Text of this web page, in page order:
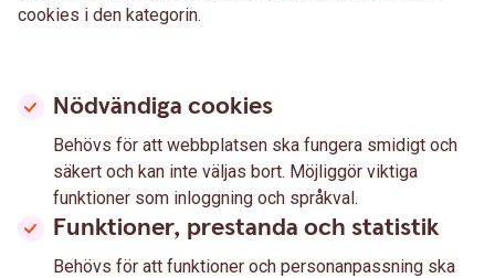
cookies i den kategorin.
Nödvändiga cookies
Behövs för att webbplatsen ska fungera smidigt och
säkert och kan inte väljas bort. Möjliggör viktiga
funktioner som inloggning och språkval.
Funktioner, prestanda och statistik
Behövs för att funktioner och personanpassning ska